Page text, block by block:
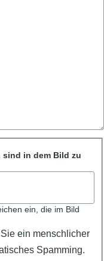
sind in dem Bild zu
ein, die im Bild
ein menschlicher
Spamming.